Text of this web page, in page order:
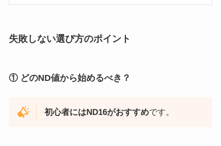
失敗しない選び方のポイント
① どのND値から始めるべき？
初心者にはND16がおすすめです。